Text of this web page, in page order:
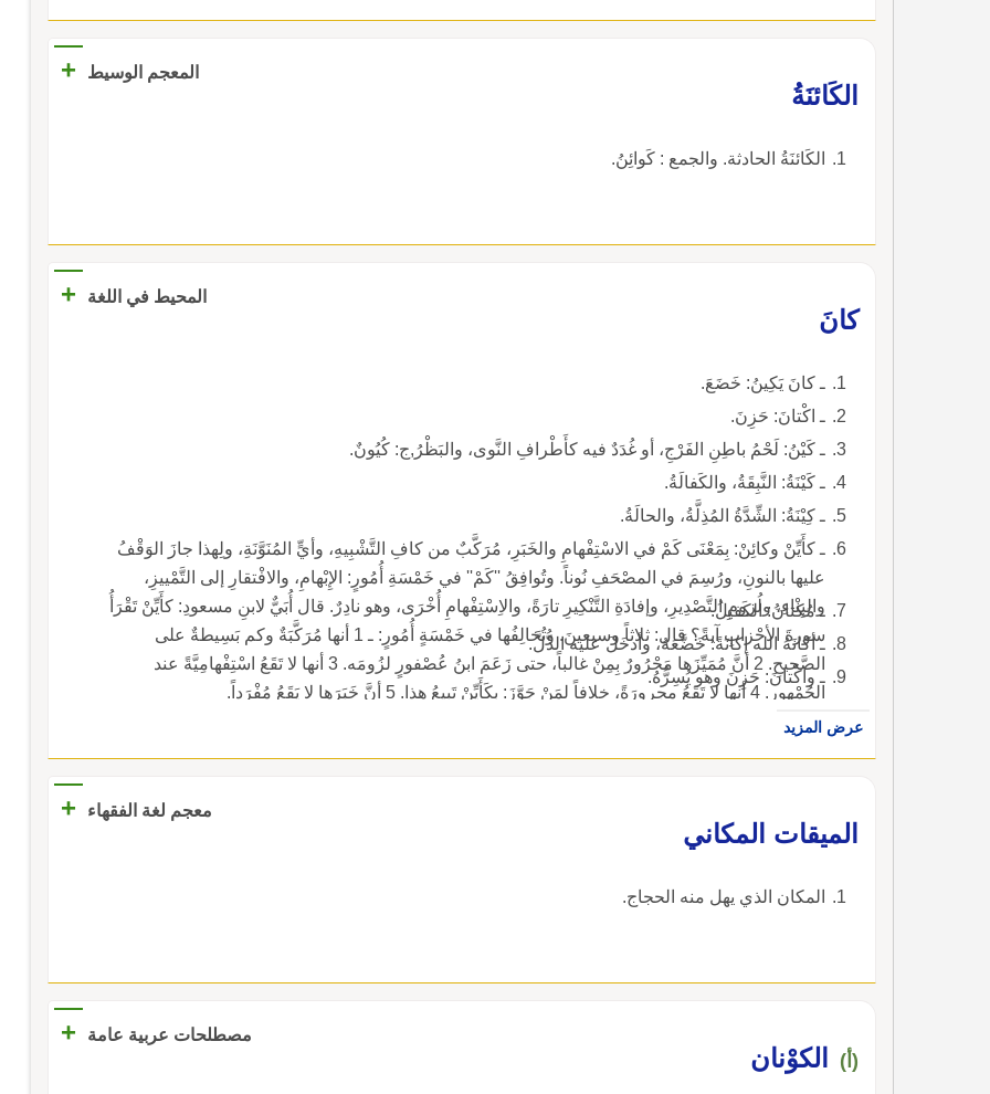
المعجم الوسيط
+
الكَائنَةُ
الكَائنَةُ الحادثة. والجمع : كَوائِنُ.
المحيط في اللغة
+
كانَ
ـ كانَ يَكِينُ: خَضَعَ.
ـ اكْتانَ: حَزِنَ.
ـ كَيْنُ: لَحْمُ باطِنِ الفَرْجِ، أو غُدَدٌ فيه كأَطْرافِ النَّوى، والبَظْرُ,ج: كُيُونٌ.
ـ كَيْنَةُ: النَّبِقَةُ، والكَفالَةُ.
ـ كِيْنَةُ: الشِّدَّةُ المُذِلَّةُ، والحالَةُ.
ـ كأَيِّنْ وكائِنْ: بِمَعْنَى كَمْ في الاسْتِفْهامِ والخَبَرِ، مُرَكَّبٌ من كافِ التَّشْبِيهِ، وأيٍّ المُنَوَّنَةِ، ولِهذا جازَ الوَقْفُ
عليها بالنونِ، ورُسِمَ في المصْحَفِ نُوناً. وتُوافِقُ ''كَمْ'' في خَمْسَةِ أُمُورٍ: الإِبْهامِ، والافْتقارِ إلى التَّمْييزِ،
والبِناءِ، ولُزومِ التَّصْدِيرِ، وإفادَةِ التَّنْكِيرِ تارَةً، والاِسْتِفْهامِ أُخْرَى، وهو نادِرٌ. قال أُبَيٌّ لابنِ مسعودِ: كأَيِّنْ تَقْرَأُ
سورةَ الأحْزابِ آيةً؟ قال: ثلاثاً وسبعينَ. وتُخالِفُها في خَمْسَةٍ أُمُورٍ: ـ 1 أنها مُرَكَّبَةٌ وكم بَسِيطةٌ على
الصَّحيحِ. 2 أنَّ مُمَيِّزَها مَجْرُورٌ بِمِنْ غالباً، حتى زَعَمَ ابنُ عُصْفورٍ لزُومَه. 3 أنها لا تَقَعُ اسْتِفْهامِيَّةً عند
الجُمْهورِ. 4 أنها لا تَقَعُ مجرورَةً، خِلافاً لِمَنْ جَوَّزَ: بِكَأَيِّنْ تَبِيعُ هذا. 5 أنَّ خَبَرَها لا يَقَعُ مُفْرَداً.
ـ مُكْتانُ: الكَفيلُ.
ـ أكانَهُ الله إكانَةً: خَضَّعَهُ، وأدخَلَ عليه الذُّلَّ.
ـ واكْتانَ: حَزِنَ وهو يُسِرُّهُ.
عرض المزيد
معجم لغة الفقهاء
+
‏الميقات المكاني‏
‏المكان الذي يهل منه الحجاج‏.
مصطلحات عربية عامة +
(أ) الكوْنان